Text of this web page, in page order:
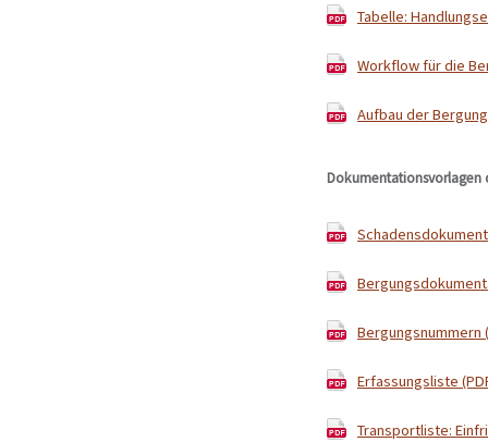
Tabelle:
Workflow für die
Aufbau der
Dokumentationsvorlagen
Bergungsnummern
Erfassungsliste
Transportliste: